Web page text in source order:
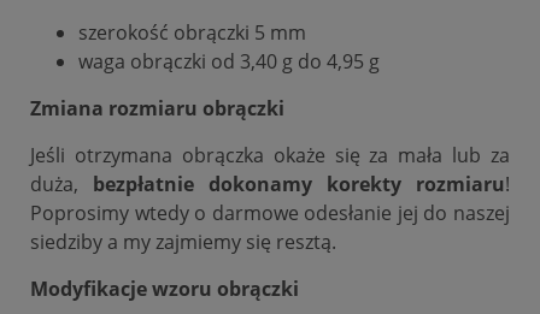
szerokość obrączki 5 mm
waga obrączki od 3,40 g do 4,95 g
Zmiana rozmiaru obrączki
Jeśli otrzymana obrączka okaże się za mała lub za
duża, bezpłatnie dokonamy korekty rozmiaru!
Poprosimy wtedy o darmowe odesłanie jej do naszej
siedziby a my zajmiemy się resztą.
Modyfikacje wzoru obrączki